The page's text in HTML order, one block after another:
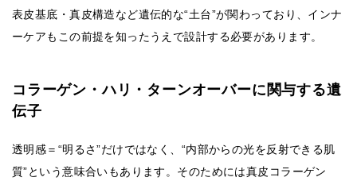
表皮基底・真皮構造など遺伝的な“土台”が関わっており、インナ
ーケアもこの前提を知ったうえで設計する必要があります。
コラーゲン・ハリ・ターンオーバーに関与する遺
伝子
透明感＝“明るさ”だけではなく、“内部からの光を反射できる肌
質”という意味合いもあります。そのためには真皮コラーゲン